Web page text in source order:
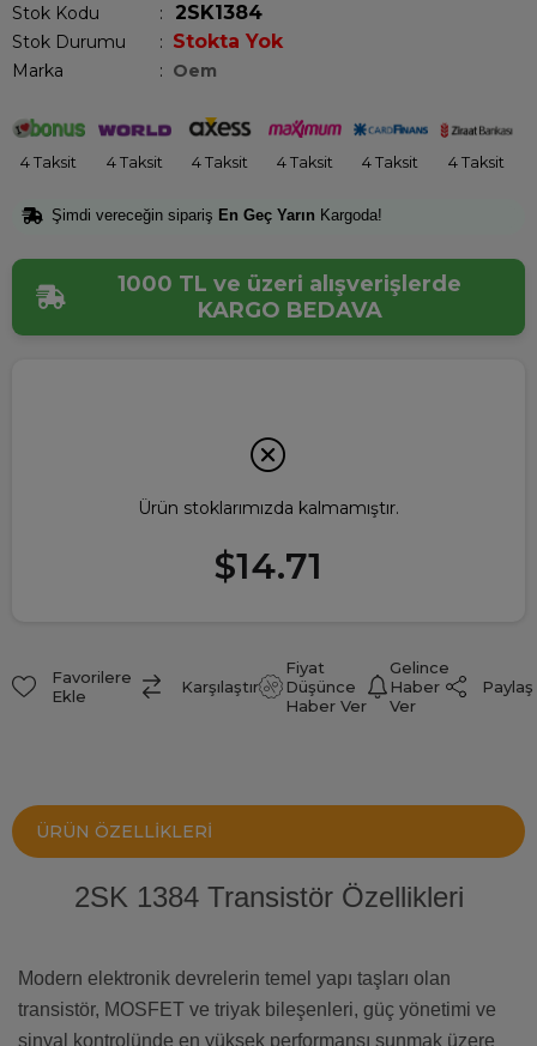
Stok Kodu 2SK1384
Stok Durumu : Stokta Yok
Marka : Oem
4 Taksit 4 Taksit 4 Taksit 4 Taksit 4 Taksit 4 Taksit
Şimdi vereceğin sipariş En Geç Yarın Kargoda!
1000 TL ve üzeri alışverişlerde
KARGO BEDAVA
Ürün stoklarımızda kalmamıştır.
$14.71
Favorilere
Ekle
Karşılaştır
Fiyat
Düşünce
Haber Ver
Gelince
Haber
Ver
Paylaş
ÜRÜN ÖZELLIKLERI
2SK 1384 Transistör Özellikleri
Modern elektronik devrelerin temel yapı taşları olan
transistör, MOSFET ve triyak bileşenleri, güç yönetimi ve
sinyal kontrolünde en yüksek performansı sunmak üzere